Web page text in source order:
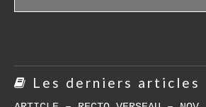
Les derniers articles